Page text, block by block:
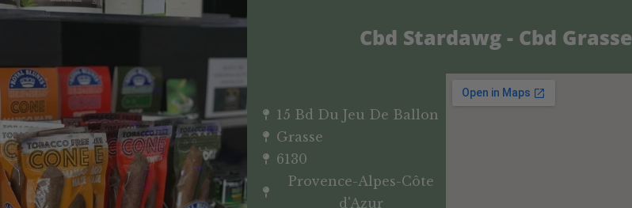
Cbd Stardawg - Cbd Grasse
15 Bd Du Jeu De Ballon
Grasse
6130
Provence-Alpes-Côte
d'Azur